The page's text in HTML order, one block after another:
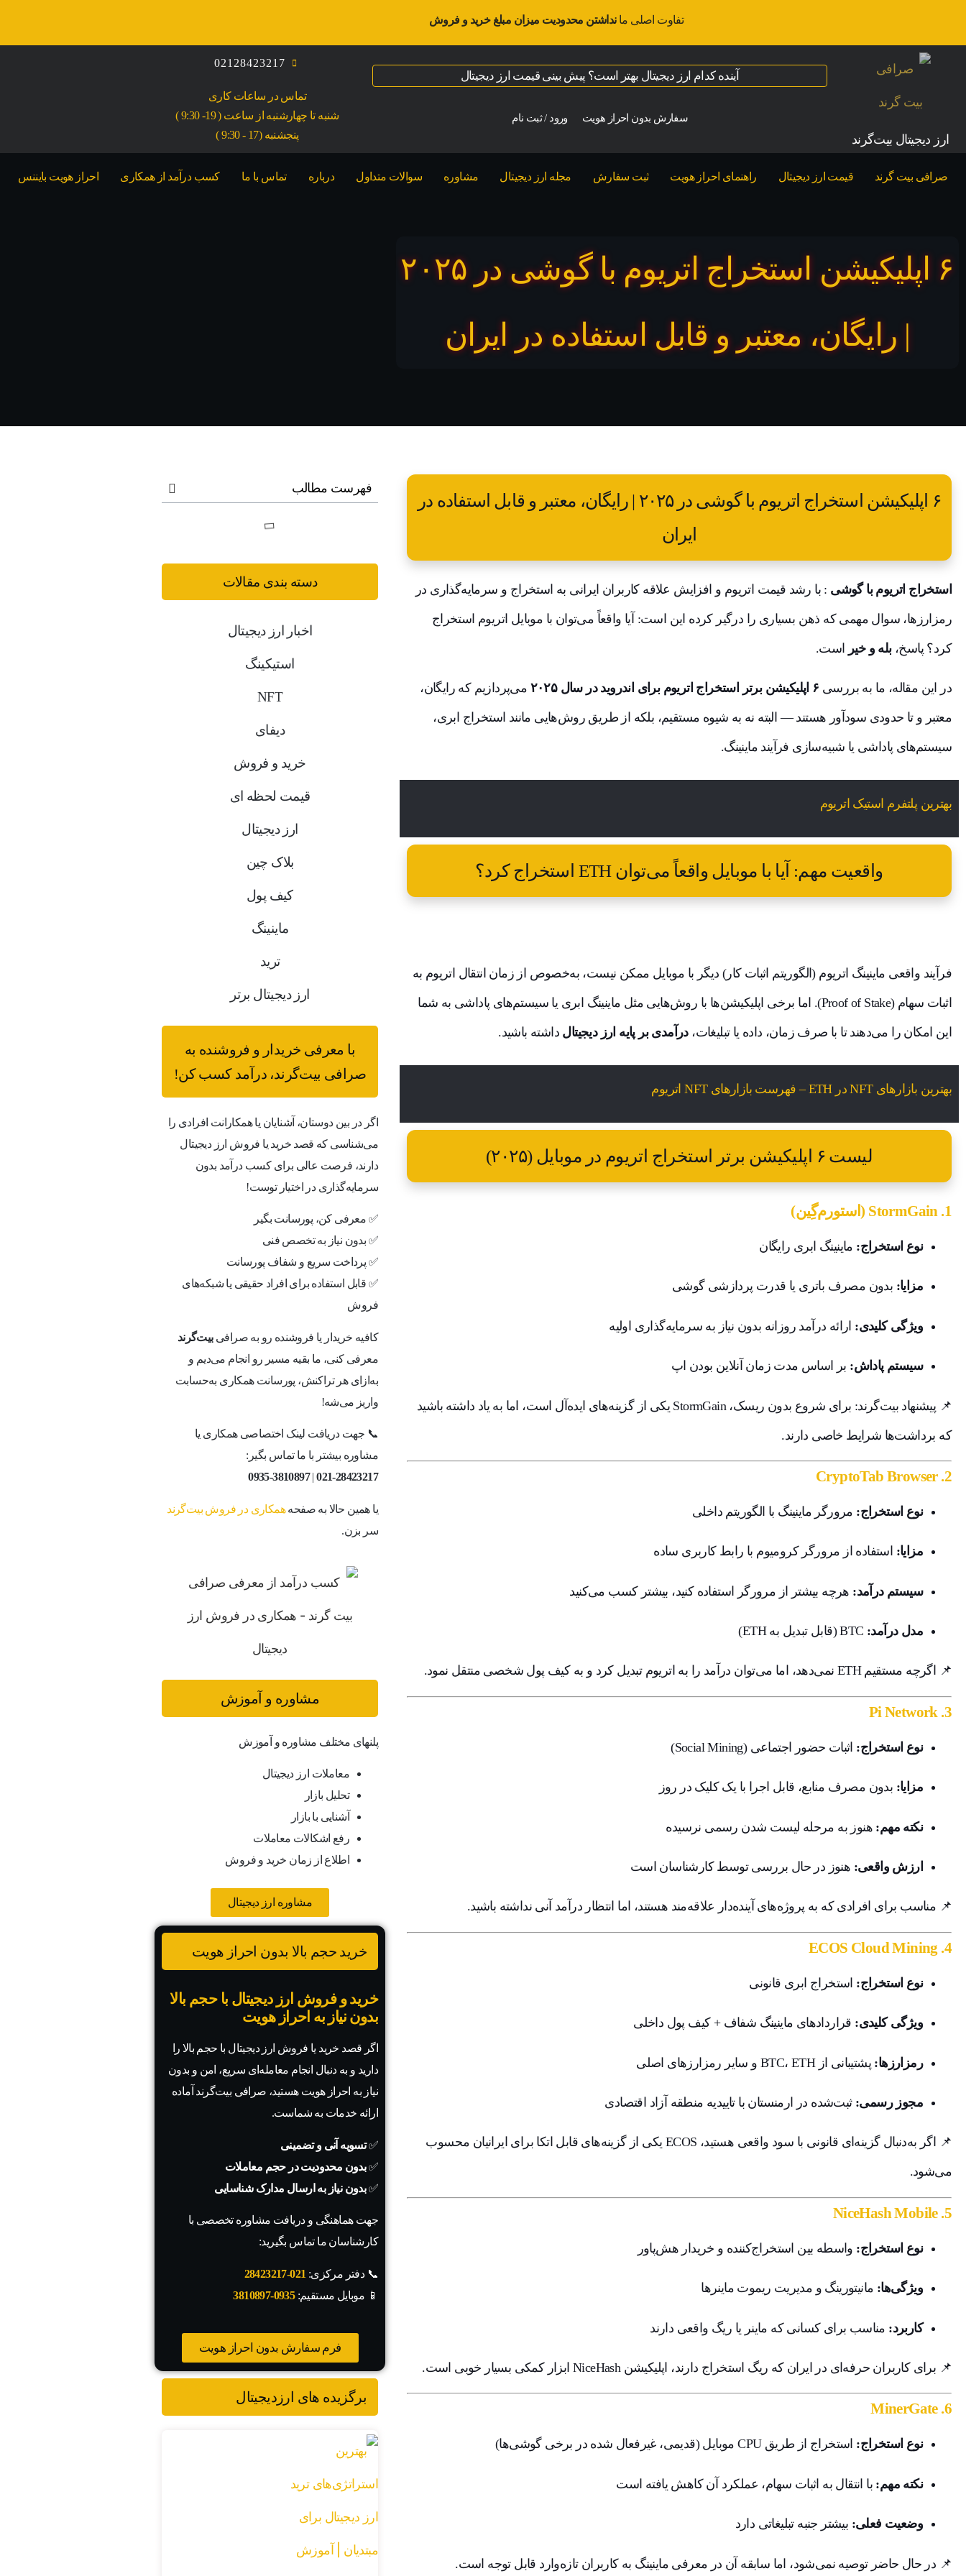
تفاوت اصلی مانداشتن محدودیت میزان مبلغ خرید و فروش
ارز‌ دیجیتال بیت‌گرند
آینده کدام ارز دیجیتال بهتر است؟ پیش بینی قیمت ارز دیجیتال
سفارش بدون احراز هویت ورود / ثبت نام
02128423217
تماس در ساعات کاری
شنبه تا چهارشنبه از ساعت ( 19- 9:30 )
پنجشنبه (17 - 9:30 )
صرافی بیت گرند قیمت ارز دیجیتال راهنمای احراز هویت ثبت سفارش مجله ارز دیجیتال مشاوره سوالات متداول درباره تماس با ما کسب درآمد از همکاری احراز هویت بایننس
۶ اپلیکیشن استخراج اتریوم با گوشی در ۲۰۲۵
| رایگان، معتبر و قابل استفاده در ایران
۶ اپلیکیشن استخراج اتریوم با گوشی در ۲۰۲۵ | رایگان، معتبر و قابل استفاده در
ایران
استخراج اتریوم با گوشی : با رشد قیمت اتریوم و افزایش علاقه کاربران ایرانی به استخراج و سرمایه‌گذاری در
رمزارزها، سوال مهمی که ذهن بسیاری را درگیر کرده این است: آیا واقعاً می‌توان با موبایل اتریوم استخراج
کرد؟ پاسخ،بله و خیر است.
در این مقاله، ما به بررسی ۶ اپلیکیشن برتر استخراج اتریوم برای اندروید در سال ۲۰۲۵ می‌پردازیم که رایگان،
معتبر و تا حدودی سودآور هستند — البته نه به شیوه مستقیم، بلکه از طریق روش‌هایی مانند استخراج ابری،
سیستم‌های پاداشی یا شبیه‌سازی فرآیند ماینینگ.
بهترین پلتفرم استیک اتریوم
واقعیت مهم: آیا با موبایل واقعاً می‌توان ETH استخراج کرد؟
فرآیند واقعی ماینینگ اتریوم (الگوریتم اثبات کار) دیگر با موبایل ممکن نیست، به‌خصوص از زمان انتقال اتریوم به
اثبات سهام (Proof of Stake). اما برخی اپلیکیشن‌ها با روش‌هایی مثل ماینینگ ابری یا سیستم‌های پاداشی به شما
این امکان را می‌دهند تا با صرف زمان، داده یا تبلیغات،درآمدی بر پایه ارز دیجیتال داشته باشید.
بهترین بازارهای NFT در ETH – فهرست بازارهای NFT اتریوم
لیست ۶ اپلیکیشن برتر استخراج اتریوم در موبایل (۲۰۲۵)
1. StormGain (استورم‌گِین)
نوع استخراج: ماینینگ ابری رایگان
مزایا: بدون مصرف باتری یا قدرت پردازشی گوشی
ویژگی کلیدی: ارائه درآمد روزانه بدون نیاز به سرمایه‌گذاری اولیه
سیستم پاداش: بر اساس مدت زمان آنلاین بودن اپ
📌 پیشنهاد بیت‌گرند: برای شروع بدون ریسک، StormGain یکی از گزینه‌های ایده‌آل است، اما به یاد داشته باشید
که برداشت‌ها شرایط خاصی دارند.
2.
CryptoTab Browser
نوع استخراج: مرورگر ماینینگ با الگوریتم داخلی
مزایا: استفاده از مرورگر کرومیوم با رابط کاربری ساده
سیستم درآمد: هرچه بیشتر از مرورگر استفاده کنید، بیشتر کسب می‌کنید
مدل درآمد:
📌 اگرچه مستقیم ETH نمی‌دهد، اما می‌توان درآمد را به اتریوم تبدیل کرد و به کیف پول شخصی منتقل نمود.
3.
Pi Network
نوع استخراج: اثبات حضور اجتماعی (Social Mining)
مزایا: بدون مصرف منابع، قابل اجرا با یک کلیک در روز
نکته مهم: هنوز به مرحله لیست شدن رسمی نرسیده
ارزش واقعی: هنوز در حال بررسی توسط کارشناسان است
📌 مناسب برای افرادی که به پروژه‌های آینده‌دار علاقه‌مند هستند، اما انتظار درآمد آنی نداشته باشید.
4.
ECOS Cloud Mining
نوع استخراج: استخراج ابری قانونی
ویژگی کلیدی: قراردادهای ماینینگ شفاف + کیف پول داخلی
رمزارزها: پشتیبانی از BTC، ETH و سایر رمزارزهای اصلی
مجوز رسمی: ثبت‌شده در ارمنستان با تاییدیه منطقه آزاد اقتصادی
📌 اگر به‌دنبال گزینه‌ای قانونی با سود واقعی هستید، ECOS یکی از گزینه‌های قابل اتکا برای ایرانیان محسوب
می‌شود.
5.
NiceHash Mobile
نوع استخراج: واسطه بین استخراج‌کننده و خریدار هش‌پاور
ویژگی‌ها: مانیتورینگ و مدیریت ریموت ماینرها
کاربرد: مناسب برای کسانی که ماینر یا ریگ واقعی دارند
📌 برای کاربران حرفه‌ای در ایران که ریگ استخراج دارند، اپلیکیشن NiceHash ابزار کمکی بسیار خوبی است.
6.
MinerGate
نوع استخراج: استخراج از طریق CPU موبایل (قدیمی، غیرفعال شده در برخی گوشی‌ها)
نکته مهم: با انتقال به اثبات سهام، عملکرد آن کاهش یافته است
وضعیت فعلی: بیشتر جنبه تبلیغاتی دارد
📌 در حال حاضر توصیه نمی‌شود، اما سابقه آن در معرفی ماینینگ به کاربران تازه‌وارد قابل توجه است.
فهرست مطالب
دسته بندی مقالات
اخبار ارز دیجیتال
استیکینگ
NFT
دیفای
خرید و فروش
قیمت لحظه ای
ارز دیجیتال
بلاک‌ چین
کیف پول
ماینینگ
ترید
ارز دیجیتال برتر
با معرفی خریدار و فروشنده به
صرافی بیت‌گرند، درآمد کسب کن!
اگر در بین دوستان، آشنایان یا همکارانت افرادی را
می‌شناسی که قصد خرید یا فروش ارز دیجیتال
دارند، فرصت عالی برای کسب درآمد بدون
سرمایه‌گذاری در اختیار توست!
✅ معرفی کن، پورسانت بگیر
✅ بدون نیاز به تخصص فنی
✅ پرداخت سریع و شفاف پورسانت
✅ قابل استفاده برای افراد حقیقی یا شبکه‌های
فروش
کافیه خریدار یا فروشنده رو به صرافیبیت‌گرند
معرفی کنی، ما بقیه مسیر رو انجام می‌دیم و
به‌ازای هر تراکنش، پورسانت همکاری به‌حسابت
واریز می‌شه!
📞 جهت دریافت لینک اختصاصی همکاری یا
مشاوره بیشتر با ما تماس بگیر:
021-28423217
|
0935-3810897
یا همین حالا به صفحههمکاری در فروش بیت‌گرند
سر بزن.
مشاوره و آموزش
پلنهای مختلف مشاوره و آموزش
معاملات ارز دیجیتال
تحلیل بازار
آشنایی با بازار
رفع اشکالات معاملات
اطلاع از زمان خرید و فروش
مشاوره ارز دیجیتال
خرید حجم بالا بدون احراز هویت
خرید و فروش ارز دیجیتال با حجم بالا
بدون نیاز به احراز هویت
اگر قصد خرید یا فروش ارز دیجیتال با حجم بالا را
دارید و به دنبال انجام معامله‌ای سریع، امن و بدون
نیاز به احراز هویت هستید، صرافی بیت‌گرند آماده
ارائه خدمات به شماست.
✅تسویه آنی و تضمینی
✅بدون محدودیت در حجم معاملات
✅بدون نیاز به ارسال مدارک شناسایی
جهت هماهنگی و دریافت مشاوره تخصصی با
کارشناسان ما تماس بگیرید:
📞 دفتر مرکزی: 021-28423217
📱 موبایل مستقیم:0935-3810897
فرم سفارش بدون احراز هویت
برگزیده های ارزدیجیتال